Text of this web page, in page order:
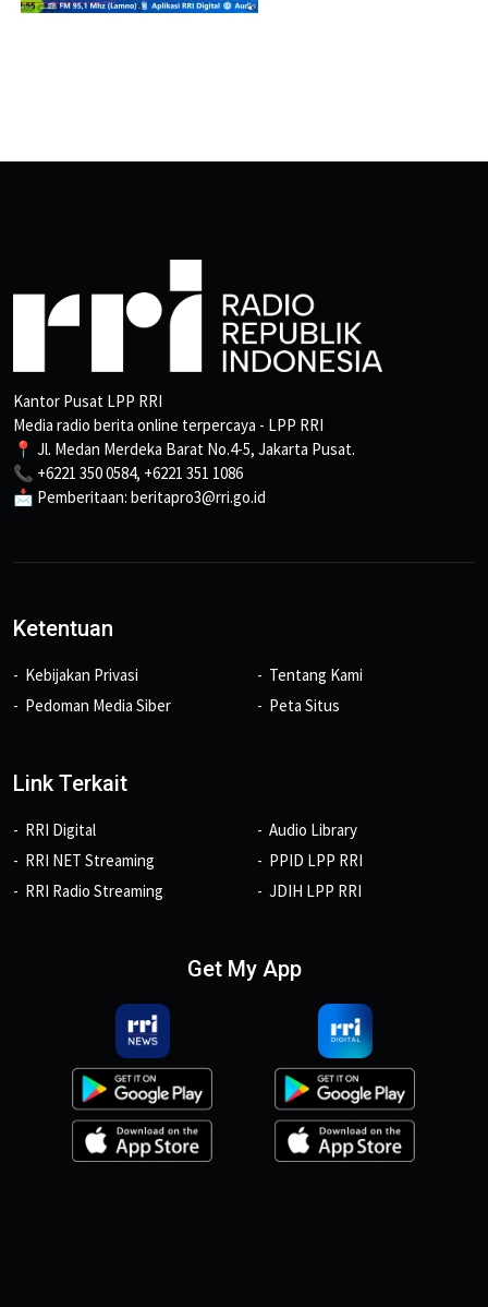
Kantor Pusat LPP RRI
Media radio berita online terpercaya - LPP RRI
📍 Jl. Medan Merdeka Barat No.4-5, Jakarta Pusat.
📞 +6221 350 0584, +6221 351 1086
📩 Pemberitaan: beritapro3@rri.go.id
Ketentuan
Kebijakan Privasi
Pedoman Media Siber
Tentang Kami
Peta Situs
Link Terkait
RRI Digital
RRI NET Streaming
RRI Radio Streaming
Audio Library
PPID LPP RRI
JDIH LPP RRI
Get My App